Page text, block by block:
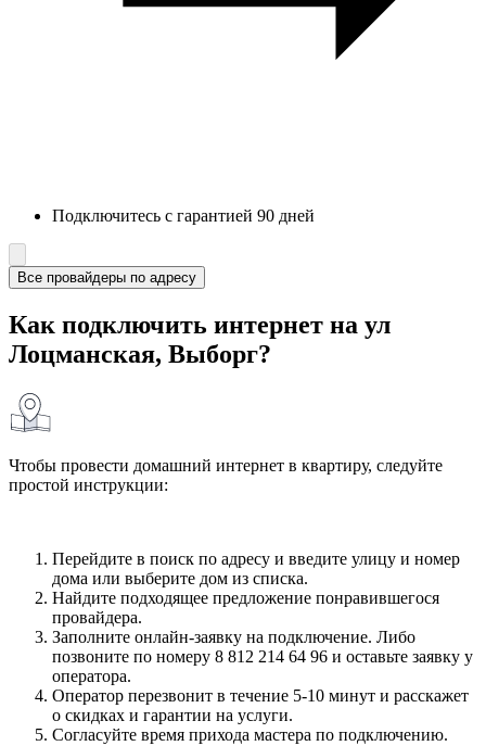
Подключитесь с гарантией 90 дней
Все провайдеры по адресу
Как подключить интернет на ул
Лоцманская, Выборг?
Чтобы провести домашний интернет в квартиру, следуйте
простой инструкции:
Перейдите в поиск по адресу и введите улицу и номер
дома или выберите дом из списка.
Найдите подходящее предложение понравившегося
провайдера.
Заполните онлайн-заявку на подключение. Либо
позвоните по номеру 8 812 214 64 96 и оставьте заявку у
оператора.
Оператор перезвонит в течение 5-10 минут и расскажет
о скидках и гарантии на услуги.
Согласуйте время прихода мастера по подключению.